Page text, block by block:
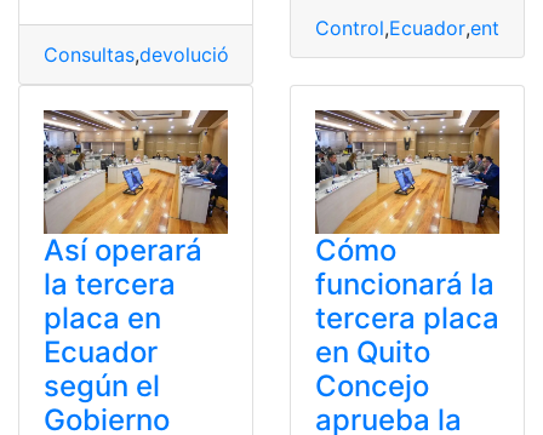
Consultas,devolución devolución del iva,Ecuador,
Control,Ecuador,entrará
Así operará
la tercera
placa en
Ecuador
según el
Gobierno
Cómo
funcionará la
tercera placa
en Quito
Concejo
aprueba la